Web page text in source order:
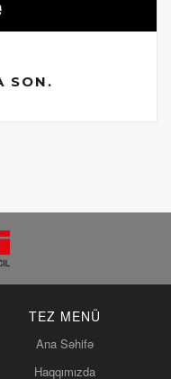
SON.
TEZ MENÜ
Ana Səhifə
Haqqımızda